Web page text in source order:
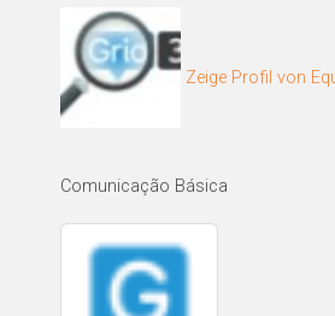
Zeige Profil von
Comunicação Básica